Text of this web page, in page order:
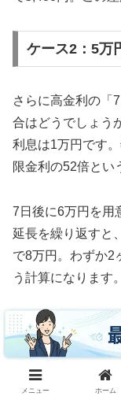
ケース2：5万
さらに高金利の「
合はどうでしょう
利息は1万円です
限金利の52倍とい
7日後に6万円を用
延長を繰り返すと
で8万円。わずか2
う計算になります。
3ヶ月続けた場合
万円の2.4倍の利
せん。これがソフ
メニュー ホーム